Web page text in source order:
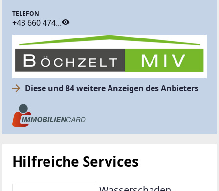
TELEFON
+43 660 474...
Diese und 84 weitere Anzeigen des Anbieters
Hilfreiche Services